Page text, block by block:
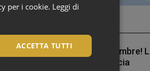
Bentornato, settembre!
stagione in farmacia
per i cookie. Leggi di
ACCETTA TUTTI